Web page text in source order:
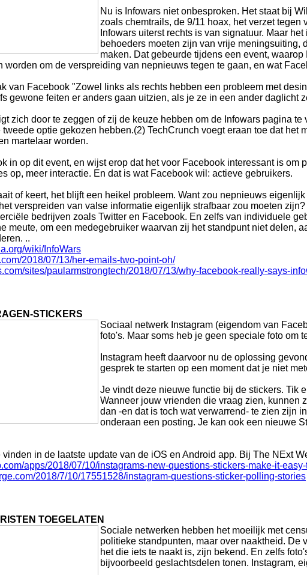
Nu is Infowars niet onbesproken. Het staat bij
zoals chemtrails, de 9/11 hoax, het verzet
Infowars uiterst rechts is van signatuur. Maar
behoeders moeten zijn van vrije meningsuiting,
maken. Dat gebeurde tijdens een event,
worden om de verspreiding van nepnieuws tegen te gaan, en wat
van Facebook "Zowel links als rechts hebben een probleem met
gewone feiten er anders gaan uitzien, als je ze in een ander daglicht
zich door te zeggen of zij de keuze hebben om de Infowars pagina
tweede optie gekozen hebben.(2) TechCrunch voegt eraan toe dat
martelaar worden.
in op dit event, en wijst erop dat het voor Facebook interessant is om
op, meer interactie. En dat is wat Facebook wil: actieve gebruikers.
of keert, het blijft een heikel probleem. Want zou nepnieuws
verspreiden van valse informatie eigenlijk strafbaar zou moeten
bedrijven zoals Twitter en Facebook. En zelfs van individuele
meute, om een medegebruiker waarvan zij het standpunt niet delen,
..
wiki/InfoWars
2018/07/13/her-emails-two-point-oh/
sites/paularmstrongtech/2018/07/13/why-facebook-really-says-
STICKERS
Sociaal netwerk Instagram (eigendom van
foto's. Maar soms heb je geen speciale foto om
Instagram heeft daarvoor nu de oplossing
gesprek te starten op een moment dat je niet
Je vindt deze nieuwe functie bij de stickers. Tik
Wanneer jouw vrienden die vraag zien, kunnen
dan -en dat is toch wat verwarrend- te zien zijn
onderaan een posting. Je kan ook een nieuwe
vinden in de laatste update van de iOS en Android app. Bij The NExt
apps/2018/07/10/instagrams-new-questions-stickers-make-it-
2018/7/10/17551528/instagram-questions-sticker-polling-stories
TOEGELATEN
Sociale netwerken hebben het moeilijk met
politieke standpunten, maar over naaktheid. De
het die iets te naakt is, zijn bekend. En zelfs
bijvoorbeeld geslachtsdelen tonen. Instagram,